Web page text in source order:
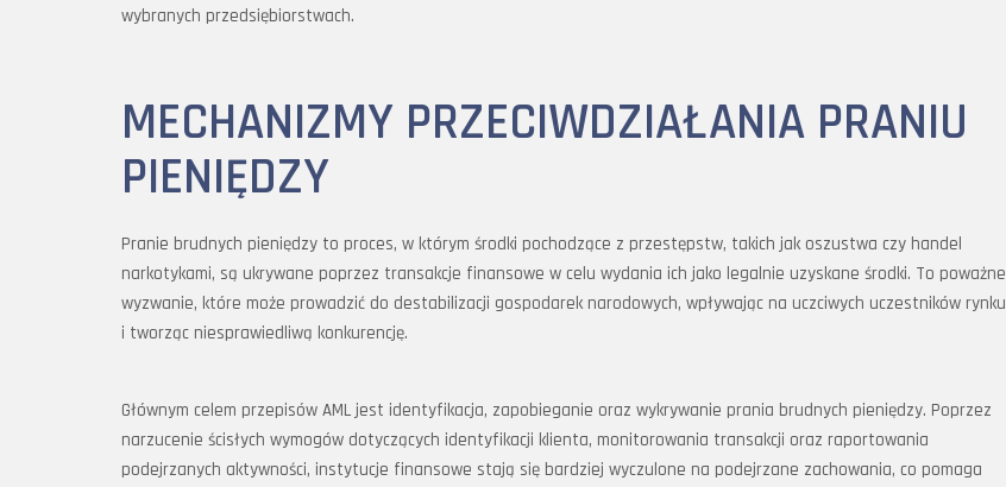
wybranych przedsiębiorstwach.
MECHANIZMY PRZECIWDZIAŁANIA PRANIU
PIENIĘDZY
Pranie brudnych pieniędzy to proces, w którym środki pochodzące z przestępstw, takich jak oszustwa czy handel
narkotykami, są ukrywane poprzez transakcje finansowe w celu wydania ich jako legalnie uzyskane środki. To poważne
wyzwanie, które może prowadzić do destabilizacji gospodarek narodowych, wpływając na uczciwych uczestników rynku
i tworząc niesprawiedliwą konkurencję.
Głównym celem przepisów AML jest identyfikacja, zapobieganie oraz wykrywanie prania brudnych pieniędzy. Poprzez
narzucenie ścisłych wymogów dotyczących identyfikacji klienta, monitorowania transakcji oraz raportowania
podejrzanych aktywności, instytucje finansowe stają się bardziej wyczulone na podejrzane zachowania, co pomaga